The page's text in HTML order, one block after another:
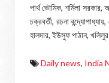
পার্থ ভৌমিক, শর্মিলা
চক্রবর্তী, রচনা
হালদার, ইউসুফ পাঠান,
Daily news, India